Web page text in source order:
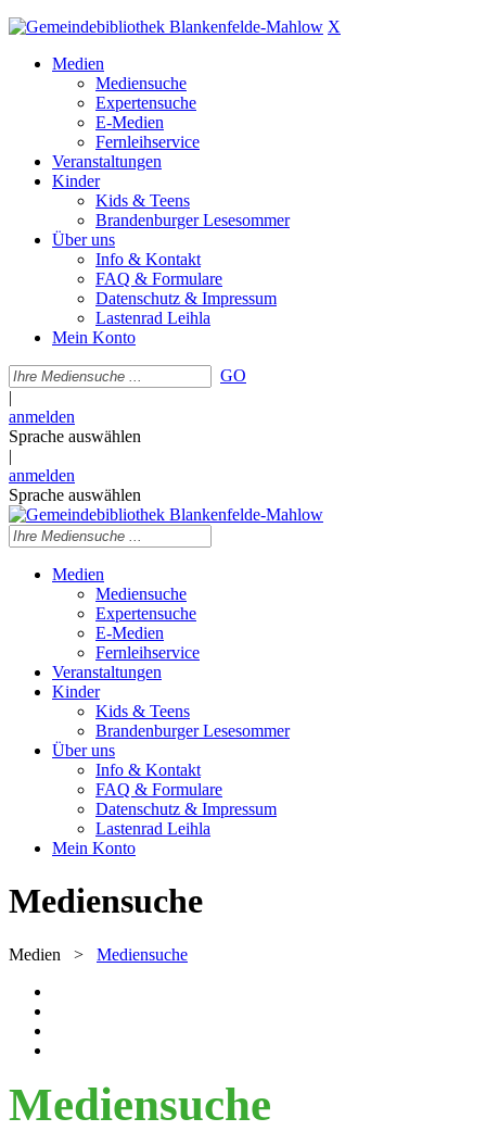
X
Medien
Mediensuche
Expertensuche
E-Medien
Fernleihservice
Veranstaltungen
Kinder
Kids & Teens
Brandenburger Lesesommer
Über uns
Info & Kontakt
FAQ & Formulare
Datenschutz & Impressum
Lastenrad Leihla
Mein Konto
GO
|
anmelden
Sprache auswählen
|
anmelden
Sprache auswählen
Medien
Mediensuche
Expertensuche
E-Medien
Fernleihservice
Veranstaltungen
Kinder
Kids & Teens
Brandenburger Lesesommer
Über uns
Info & Kontakt
FAQ & Formulare
Datenschutz & Impressum
Lastenrad Leihla
Mein Konto
Mediensuche
Medien > Mediensuche
Mediensuche